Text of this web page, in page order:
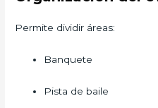
Permite dividir áreas:
Banquete
Pista de baile